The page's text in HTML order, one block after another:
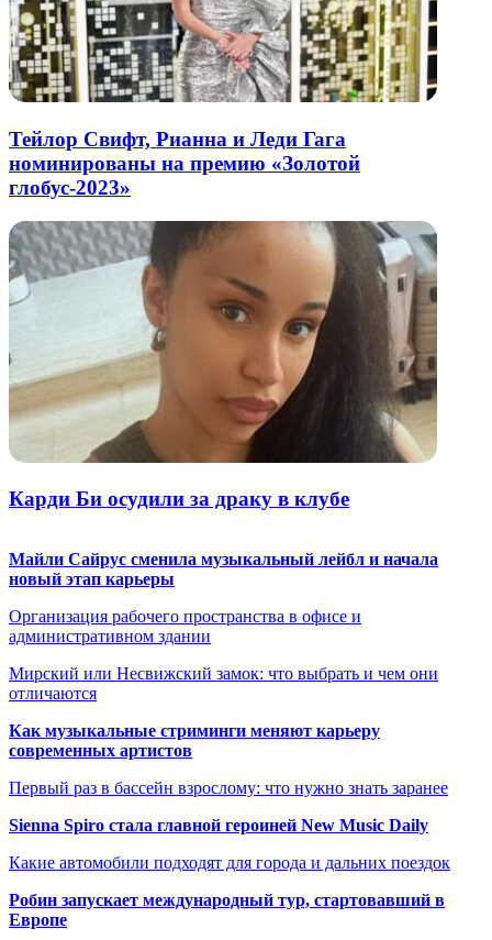
Тейлор Свифт, Рианна и Леди Гага
номинированы на премию «Золотой
глобус-2023»
Карди Би осудили за драку в клубе
Майли Сайрус сменила музыкальный лейбл и начала
новый этап карьеры
Организация рабочего пространства в офисе и
административном здании
Мирский или Несвижский замок: что выбрать и чем они
отличаются
Как музыкальные стриминги меняют карьеру
современных артистов
Первый раз в бассейн взрослому: что нужно знать заранее
Sienna Spiro стала главной героиней New Music Daily
Какие автомобили подходят для города и дальних поездок
Робин запускает международный тур, стартовавший в
Европе